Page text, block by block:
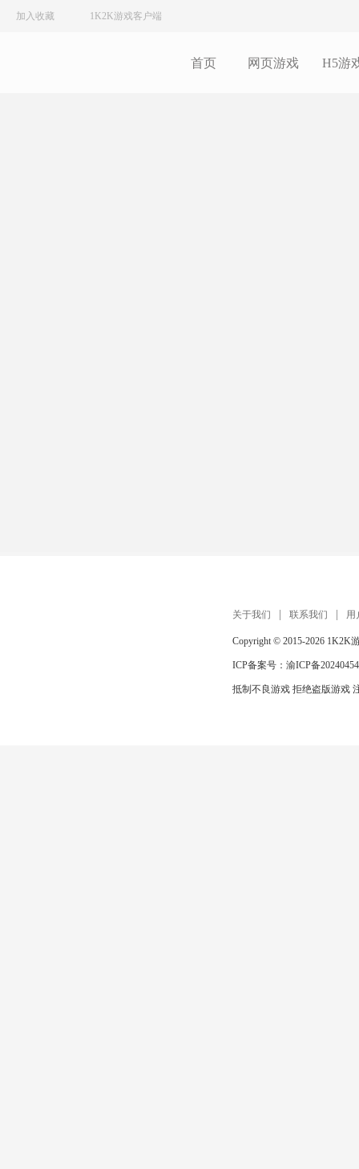
加入收藏 1K2K游戏客户端
首页 网页游戏 H5游
关于我们 联系我们 用
Copyright © 2015-2026 1K2K
ICP备案号： 渝ICP备
抵制不良游戏 拒绝盗版游戏